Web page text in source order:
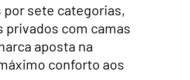
por sete categorias,
com camas
aposta na
conforto aos